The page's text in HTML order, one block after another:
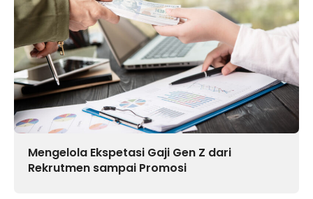
Mengelola Ekspetasi Gaji Gen Z dari
Rekrutmen sampai Promosi